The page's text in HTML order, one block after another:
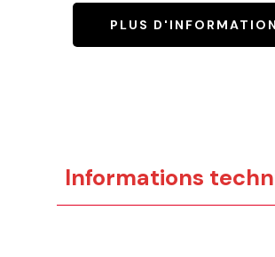
PLUS
Informations